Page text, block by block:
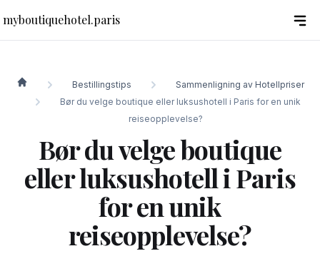
myboutiquehotel.paris
myboutiquehotel.paris
Bestillingstips
Sammenligning av Hotellpriser
Bør du velge boutique eller luksushotell i Paris for en unik
reiseopplevelse?
Bør du velge boutique
eller luksushotell i Paris
for en unik
reiseopplevelse?